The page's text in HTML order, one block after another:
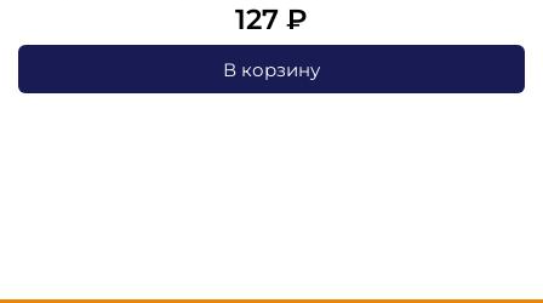
127 ₽
В корзину